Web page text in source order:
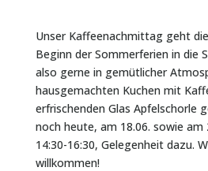
Unser Kaffeenachmittag geht
Beginn der Sommerferien in die
also gerne in gemütlicher
hausgemachten Kuchen mit
erfrischenden Glas Apfelschorle
noch heute, am 18.06. sowie am
14:30-16:30, Gelegenheit dazu.
willkommen!